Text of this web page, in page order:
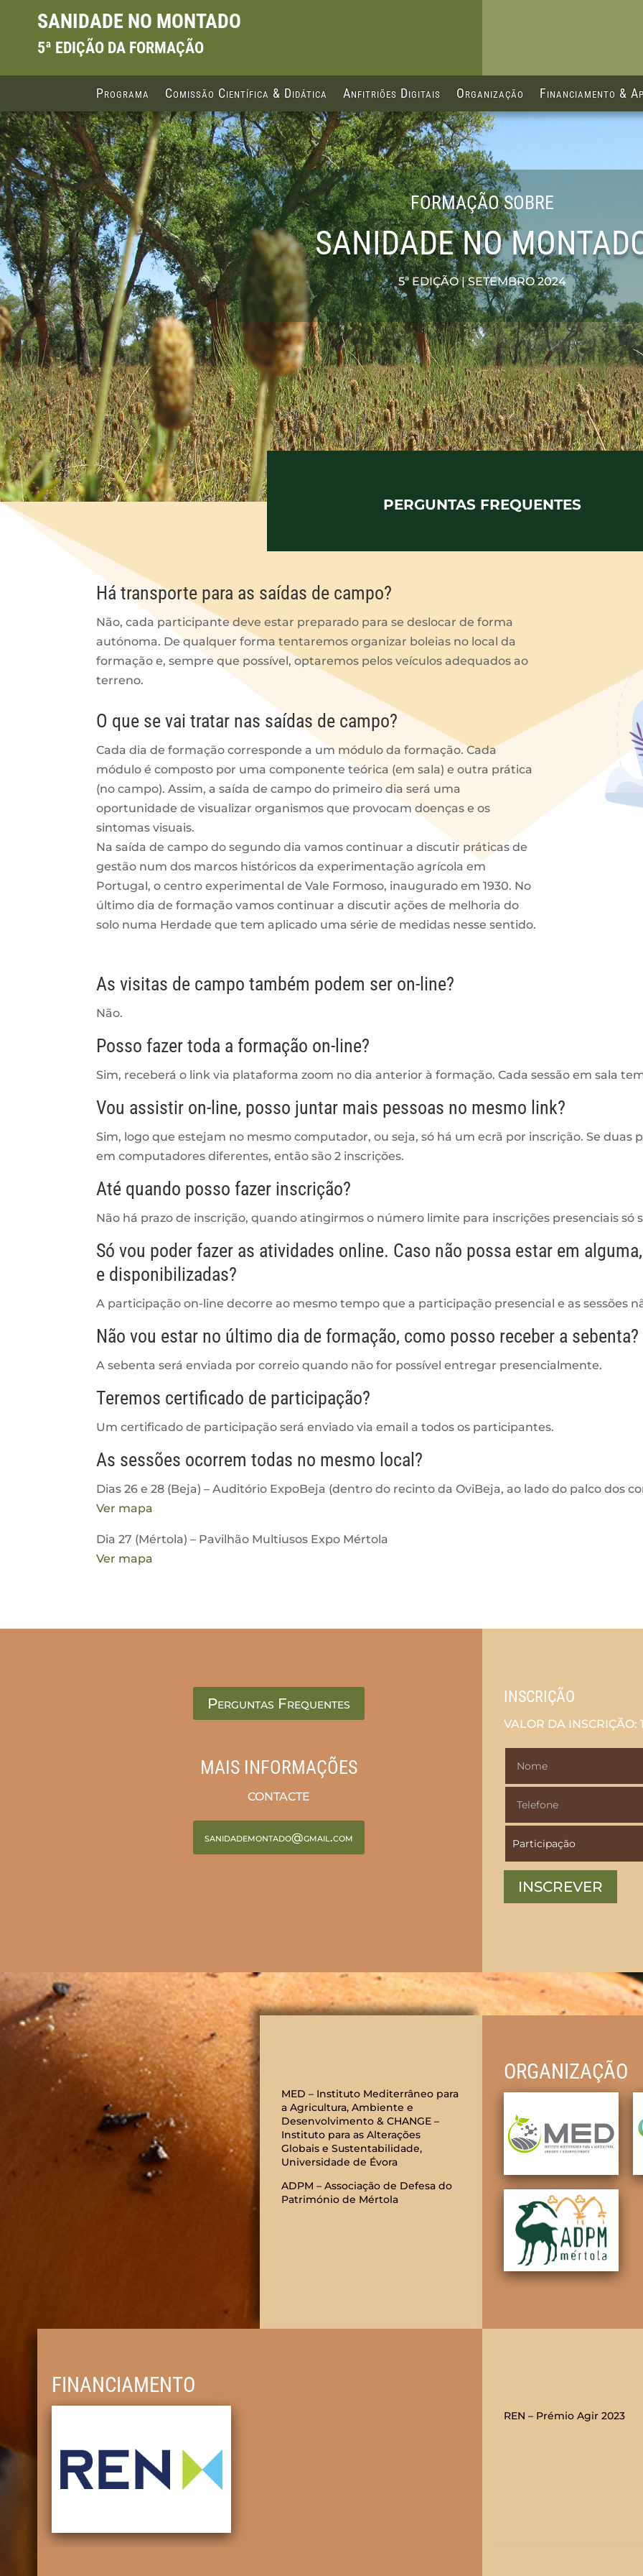
SANIDADE NO MONTADO
5ª EDIÇÃO DA FORMAÇÃO
Programa Comissão Científica & Didática Anfitriões Digitais Organização Financiamento &
FORMAÇÃO SOBRE
SANIDADE NO
5ª EDIÇÃO | SETEMBRO 2024
PERGUNTAS FREQUENTES
Há transporte para as saídas de campo?
Não, cada participante deve estar preparado para se deslocar de forma
autónoma. De qualquer forma tentaremos organizar boleias no local da
formação e, sempre que possível, optaremos pelos veículos adequados ao
terreno.
O que se vai tratar nas saídas de campo?
Cada dia de formação corresponde a um módulo da formação. Cada
módulo é composto por uma componente teórica (em sala) e outra prática
(no campo). Assim, a saída de campo do primeiro dia será uma
oportunidade de visualizar organismos que provocam doenças e os
sintomas visuais.
Na saída de campo do segundo dia vamos continuar a discutir práticas de
gestão num dos marcos históricos da experimentação agrícola em
Portugal, o centro experimental de Vale Formoso, inaugurado em 1930. No
último dia de formação vamos continuar a discutir ações de melhoria do
solo numa Herdade que tem aplicado uma série de medidas nesse sentido.
As visitas de campo também podem ser on-line?
Não.
Posso fazer toda a formação on-line?
Sim, receberá o link via plataforma zoom no dia anterior à formação. Cada sessão em sala
Vou assistir on-line, posso juntar mais pessoas no mesmo link?
Sim, logo que estejam no mesmo computador, ou seja, só há um ecrã por inscrição. Se duas
em computadores diferentes, então são 2 inscrições.
Até quando posso fazer inscrição?
Não há prazo de inscrição, quando atingirmos o número limite para inscrições presenciais só
Só vou poder fazer as atividades online. Caso não possa estar em
e disponibilizadas?
A participação on-line decorre ao mesmo tempo que a participação presencial e as sessões
Não vou estar no último dia de formação, como posso receber a sebenta?
A sebenta será enviada por correio quando não for possível entregar presencialmente.
Teremos certificado de participação?
Um certificado de participação será enviado via email a todos os participantes.
As sessões ocorrem todas no mesmo local?
Dias 26 e 28 (Beja) – Auditório ExpoBeja (dentro do recinto da OviBeja, ao lado do palco dos
Ver mapa
Dia 27 (Mértola) – Pavilhão Multiusos Expo Mértola
Ver mapa
Perguntas Frequentes
MAIS INFORMAÇÕES
CONTACTE
sanidademontado@gmail.com
INSCRIÇÃO
VALOR DA INSCRIÇÃO:
INSCREVER
MED – Instituto Mediterrâneo para
a Agricultura, Ambiente e
Desenvolvimento & CHANGE –
Instituto para as Alterações
Globais e Sustentabilidade,
Universidade de Évora
ADPM – Associação de Defesa do
Património de Mértola
ORGANIZAÇÃO
FINANCIAMENTO
REN – Prémio Agir 2023